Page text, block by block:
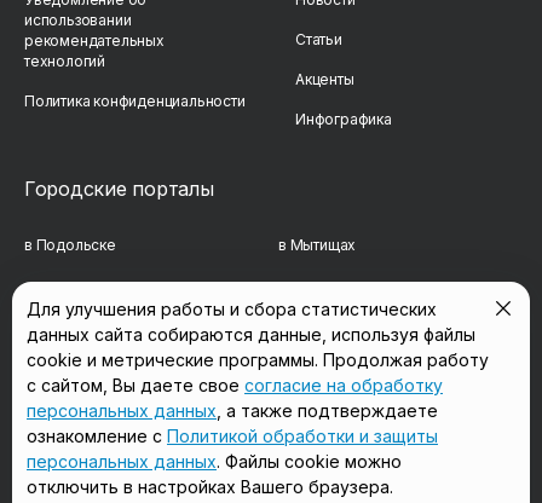
использовании
рекомендательных
технологий
Политика конфиденциальности
Статьи
Акценты
Инфографика
Городские порталы
в Подольске в Мытищах
в Сергиевом Посаде в Люберцах
в Красногорске в Королёве
в Домодедово в Щёлково
Мы в соцсетях
Для улучшения работы и сбора статистических
данных сайта собираются данные, используя файлы
cookie и метрические программы. Продолжая работу
с сайтом, Вы даете свое согласие на обработку
персональных данных , а также подтверждаете
ознакомление с Политикой обработки и защиты
персональных данных. Файлы cookie можно
отключить в настройках Вашего браузера.